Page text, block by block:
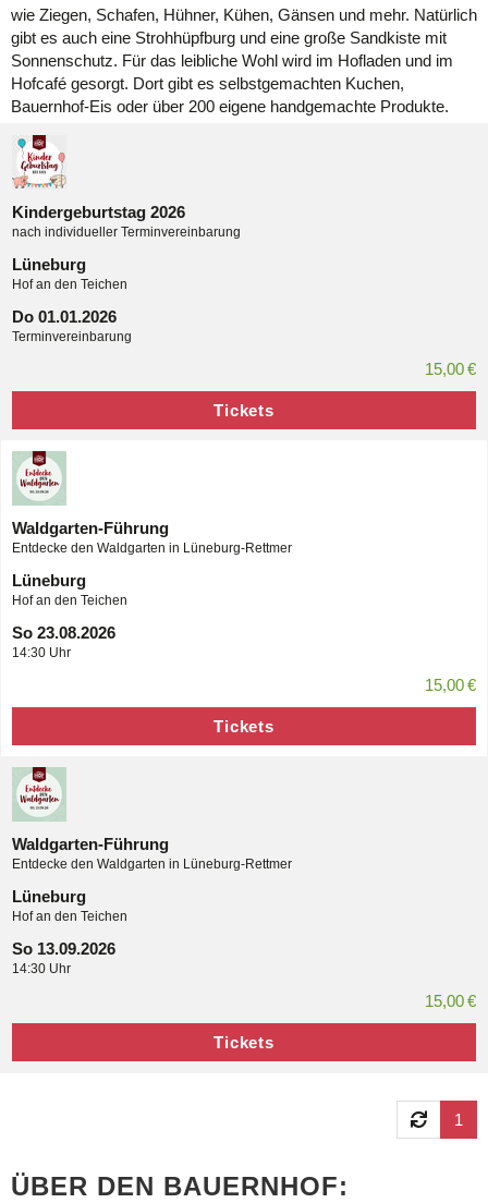
wie Ziegen, Schafen, Hühner, Kühen, Gänsen und mehr. Natürlich
gibt es auch eine Strohhüpfburg und eine große Sandkiste mit
Sonnenschutz. Für das leibliche Wohl wird im Hofladen und im
Hofcafé gesorgt. Dort gibt es selbstgemachten Kuchen,
Bauernhof-Eis oder über 200 eigene handgemachte Produkte.
Kindergeburtstag 2026
nach individueller Terminvereinbarung
Lüneburg
Hof an den Teichen
Do 01.01.2026
Terminvereinbarung
15,00 €
Tickets
Waldgarten-Führung
Entdecke den Waldgarten in Lüneburg-Rettmer
Lüneburg
Hof an den Teichen
So 23.08.2026
14:30 Uhr
15,00 €
Tickets
Waldgarten-Führung
Entdecke den Waldgarten in Lüneburg-Rettmer
Lüneburg
Hof an den Teichen
So 13.09.2026
14:30 Uhr
15,00 €
Tickets
1
ÜBER DEN BAUERNHOF: